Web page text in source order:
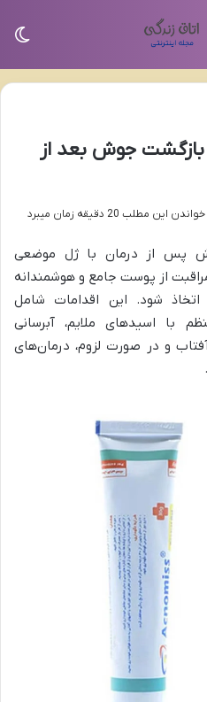
بازگشت جوش بعد از
خواندن این مطلب 20 دقیقه زمان میبرد
پس از درمان با ژل موضعی
از پوست جامع و هوشمندانه
شود. این اقدامات شامل
با اسیدهای ملایم، آبرسانی
و در صورت لزوم، درمان‌های